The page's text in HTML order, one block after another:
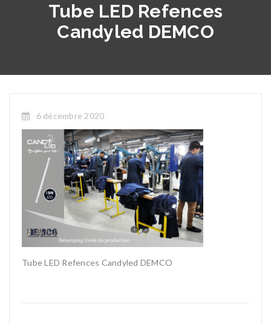
Tube LED Refences
Candyled DEMCO
6 décembre 2020
Tube LED Refences Candyled DEMCO